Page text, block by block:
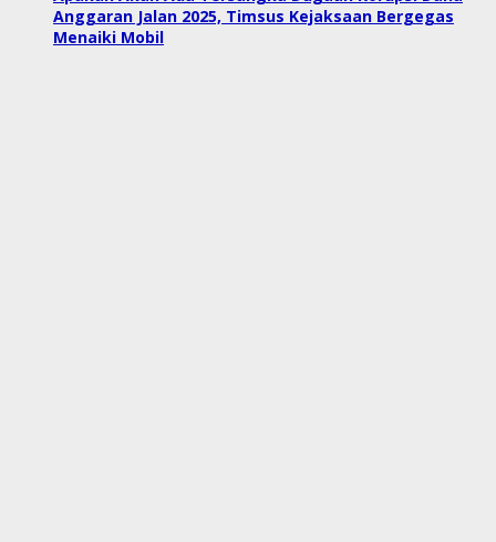
Anggaran Jalan 2025, Timsus Kejaksaan Bergegas
Menaiki Mobil